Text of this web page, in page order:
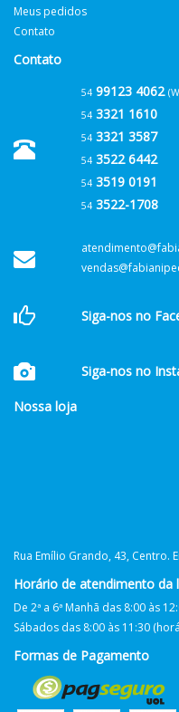
Meus pedidos
Contato
Contato
5499123 4062
543321 1610
543321 3587
543522 6442
543519 0191
543522-1708
Siga-nos no
Siga-nos no
Nossa loja
Rua Emílio Grando, 43, Centro.
Horário de atendimento da
De 2ª a 6ª Manhã das 8:00 às
Sábados das 8:00 às 11:30
Formas de Pagamento